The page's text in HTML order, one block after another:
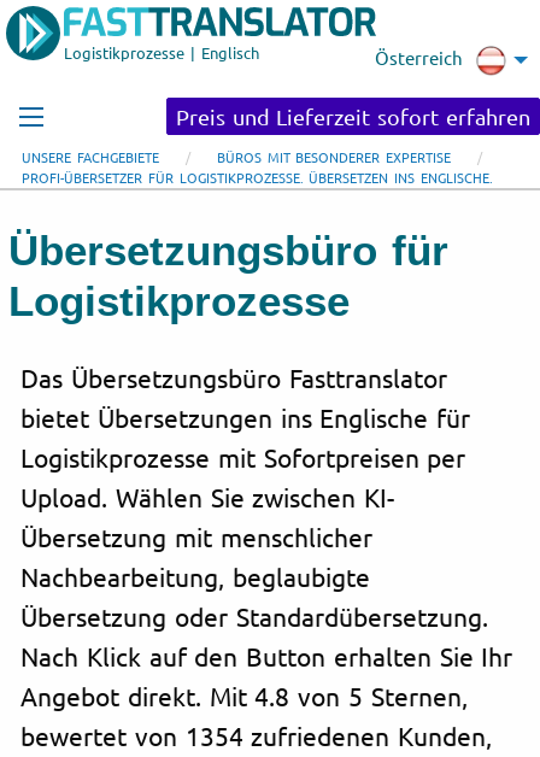
Logistikprozesse | Englisch Österreich
Preis und Lieferzeit sofort erfahren
UNSERE FACHGEBIETE
BÜROS MIT BESONDERER EXPERTISE
PROFI-ÜBERSETZER FÜR LOGISTIKPROZESSE. ÜBERSETZEN INS ENGLISCHE.
Übersetzungsbüro für
Logistikprozesse
Das Übersetzungsbüro Fasttranslator
bietet Übersetzungen ins Englische für
Logistikprozesse mit Sofortpreisen per
Upload. Wählen Sie zwischen KI-
Übersetzung mit menschlicher
Nachbearbeitung, beglaubigte
Übersetzung oder Standardübersetzung.
Nach Klick auf den Button erhalten Sie Ihr
Angebot direkt. Mit 4.8 von 5 Sternen,
bewertet von 1354 zufriedenen Kunden,